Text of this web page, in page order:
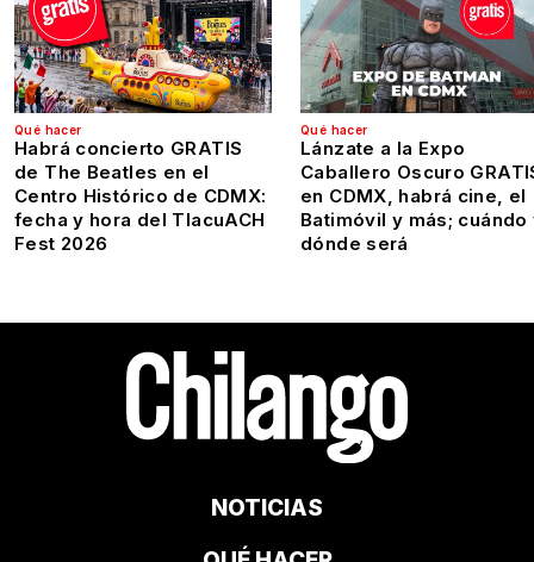
Qué hacer
Habrá concierto GRATIS
de The Beatles en el
Centro Histórico de CDMX:
fecha y hora del TlacuACH
Fest 2026
Qué hacer
Lánzate a la Expo
Caballero Oscuro
en CDMX, habrá cine, el
Batimóvil y más; cuándo
dónde será
NOTICIAS